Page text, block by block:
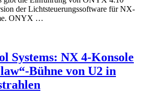
der Lichtsteuerungssoftware für NX-
ONYX …
Systems: NX 4-Konsole
Bühne von U2 in